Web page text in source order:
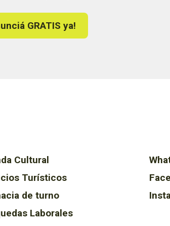
GRATIS ya!
Cultural
Turísticos
de turno
Laborales